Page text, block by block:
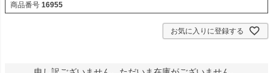
商品番号 16955
お気に入りに登録する